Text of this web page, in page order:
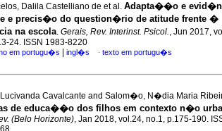
Dalila Castelliano de et al. Adapta��o e
e precis�o do question�rio de atitude frente �
na escola. Gerais, Rev. Interinst. Psicol., Jun 2017,
24. ISSN 1983-8220
em portugu�s ingl�s · texto em portugu�s
Lucivanda Cavalcante and Salom�o, N�dia Maria
de educa��o dos filhos em contexto n�o
(Belo Horizonte), Jan 2018, vol.24, no.1, p.175-190.